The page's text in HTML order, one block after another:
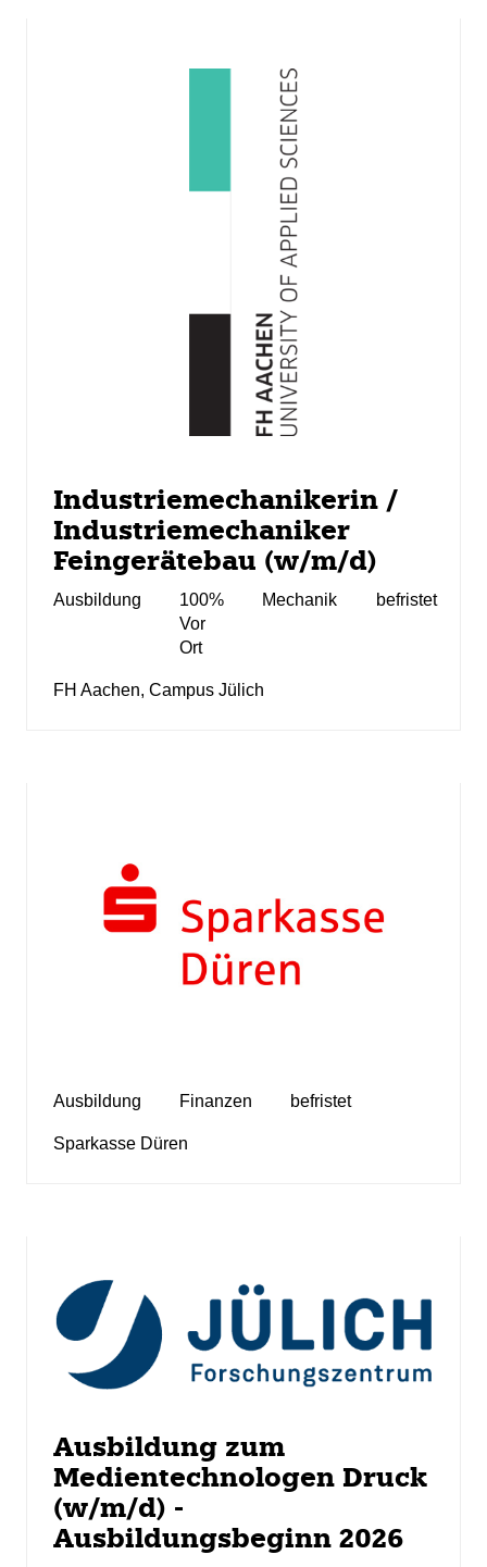
Industriemechanikerin /
Industriemechaniker
Feingerätebau (w/m/d)
Ausbildung
100%
Vor
Ort
Mechanik befristet
FH Aachen, Campus Jülich
Ausbildung Finanzen befristet
Sparkasse Düren
Ausbildung zum
Medientechnologen Druck
(w/m/d) -
Ausbildungsbeginn 2026